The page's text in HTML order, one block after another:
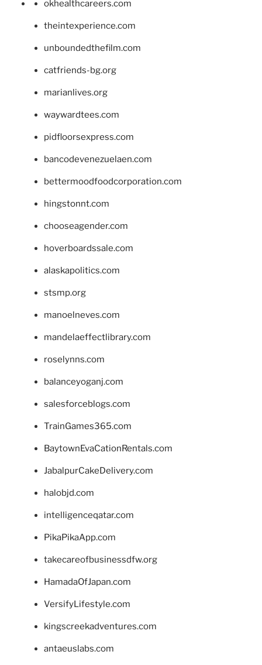
okhealthcareers.com
theintexperience.com
unboundedthefilm.com
catfriends-bg.org
marianlives.org
waywardtees.com
pidfloorsexpress.com
bancodevenezuelaen.com
bettermoodfoodcorporation.com
hingstonnt.com
chooseagender.com
hoverboardssale.com
alaskapolitics.com
stsmp.org
manoelneves.com
mandelaeffectlibrary.com
roselynns.com
balanceyoganj.com
salesforceblogs.com
TrainGames365.com
BaytownEvaCationRentals.com
JabalpurCakeDelivery.com
halobjd.com
intelligenceqatar.com
PikaPikaApp.com
takecareofbusinessdfw.org
HamadaOfJapan.com
VersifyLifestyle.com
kingscreekadventures.com
antaeuslabs.com